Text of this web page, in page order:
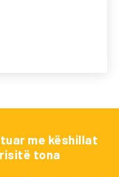
me këshillat
tona